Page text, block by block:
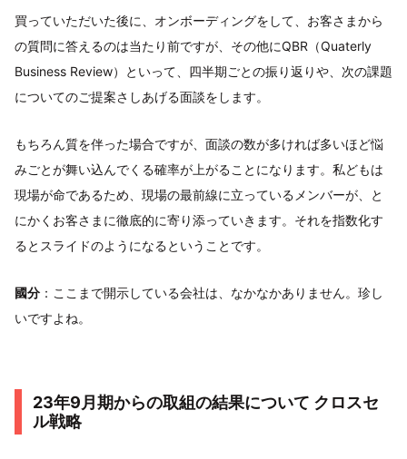
買っていただいた後に、オンボーディングをして、お客さまから
の質問に答えるのは当たり前ですが、その他にQBR（Quaterly
Business Review）といって、四半期ごとの振り返りや、次の課題
についてのご提案さしあげる面談をします。
もちろん質を伴った場合ですが、面談の数が多ければ多いほど悩
みごとが舞い込んでくる確率が上がることになります。私どもは
現場が命であるため、現場の最前線に立っているメンバーが、と
にかくお客さまに徹底的に寄り添っていきます。それを指数化す
るとスライドのようになるということです。
國分 ：ここまで開示している会社は、なかなかありません。珍し
いですよね。
23年9月期からの取組の結果について クロスセ
ル戦略